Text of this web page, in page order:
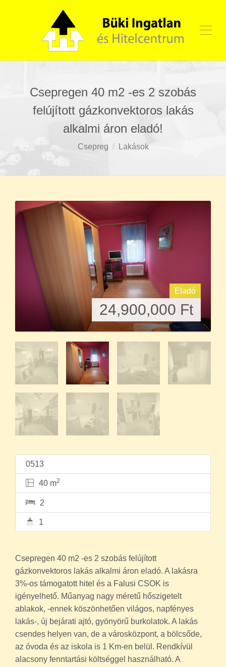
Csepregen 40 m2 -es 2 szobás
felújított gázkonvektoros lakás
alkalmi áron eladó!
Csepreg Lakások
Eladó
24,900,000 Ft
0513
40 m2
2
1
Csepregen 40 m2 -es 2 szobás felújított
gázkonvektoros lakás alkalmi áron eladó. A lakásra
3%-os támogatott hitel és a Falusi CSOK is
igényelhető. Műanyag nagy méretű hőszigetelt
ablakok, -ennek köszönhetően világos, napfényes
lakás-, új bejárati ajtó, gyönyörű burkolatok. A lakás
csendes helyen van, de a városközpont, a bölcsőde,
az óvoda és az iskola is 1 Km-en belül. Rendkívül
alacsony fenntartási költséggel használható. A